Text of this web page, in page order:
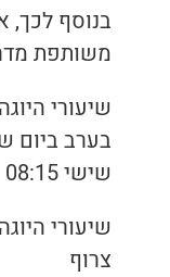
בריאות
תזונה
בנוסף לכך,
משותפת
שיעורי
שישי 08:15
שיעורי
צרוף